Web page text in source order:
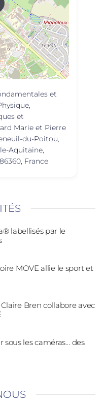
et
et
Marie et Pierre
du-Poitou,
Aquitaine,
France
labellisés par le
MOVE allie le sport et
Bren collabore avec
sous les caméras… des